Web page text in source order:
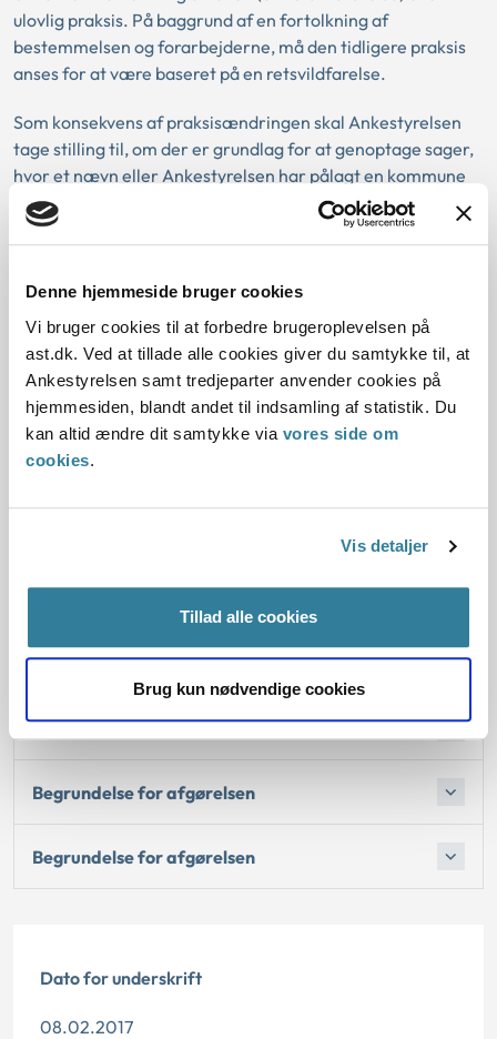
Denne hjemmeside bruger cookies
Vi bruger cookies til at forbedre brugeroplevelsen på
ast.dk. Ved at tillade alle cookies giver du samtykke til, at
Ankestyrelsen samt tredjeparter anvender cookies på
hjemmesiden, blandt andet til indsamling af statistik. Du
kan altid ændre dit samtykke via vores side om
cookies.
Vis detaljer
Tillad alle cookies
Brug kun nødvendige cookies
ulovlig praksis. På baggrund af en fortolkning af
bestemmelsen og forarbejderne, må den tidligere praksis
anses for at være baseret på en retsvildfarelse.
Som konsekvens af praksisændringen skal Ankestyrelsen
tage stilling til, om der er grundlag for at genoptage sager,
hvor et nævn eller Ankestyrelsen har pålagt en kommune
at betale refusion efter tidligere praksis.
Ankestyrelsen vurderer, at det vil være en betydelig
sagerne, og der vil ikke være sikkerhed for, at alle sager
ville kunne identificeres. Ankestyrelsen vil derfor informere
kommunerne gennem KL om muligheden for at søge om
genoptagelse og vejlede om retningslinjerne herfor.
Lovgivning:
2. Reglerne
4. De konkrete afgørelser
Begrundelse for afgørelsen
Begrundelse for afgørelsen
Dato for underskrift
08.02.2017